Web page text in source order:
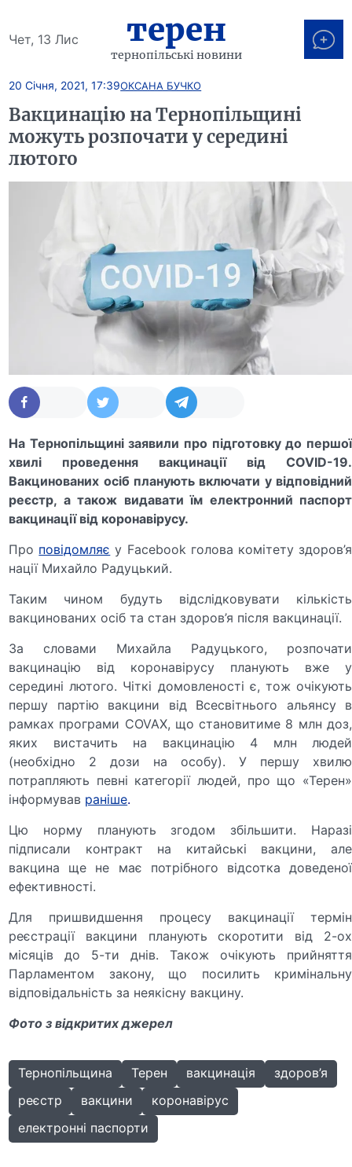
Чет, 13 Лис терен
тернопільські новини
20 Січня, 2021, 17:39ОКСАНА БУЧКО
Вакцинацію на Тернопільщині
можуть розпочати у середині
лютого
На Тернопільщині заявили про підготовку до першої
хвилі проведення вакцинації від COVID-19.
Вакцинованих осіб планують включати у відповідний
реєстр, а також видавати їм електронний паспорт
вакцинації від коронавірусу.
Про повідомляє у Facebook голова комітету здоров’я
нації Михайло Радуцький.
Таким чином будуть відслідковувати кількість
вакцинованих осіб та стан здоров’я після вакцинації.
За словами Михайла Радуцького, розпочати
вакцинацію від коронавірусу планують вже у
середині лютого. Чіткі домовленості є, тож очікують
першу партію вакцини від Всесвітнього альянсу в
рамках програми COVAX, що становитиме 8 млн доз,
яких вистачить на вакцинацію 4 млн людей
(необхідно 2 дози на особу). У першу хвилю
потрапляють певні категорії людей, про що «Терен»
інформував раніше.
Цю норму планують згодом збільшити. Наразі
підписали контракт на китайські вакцини, але
вакцина ще не має потрібного відсотка доведеної
ефективності.
Для пришвидшення процесу вакцинації термін
реєстрації вакцини планують скоротити від 2-ох
місяців до 5-ти днів. Також очікують прийняття
Парламентом закону, що посилить кримінальну
відповідальність за неякісну вакцину.
Фото з відкритих джерел
Тернопільщина Терен вакцинація
здоров’я
реєстр
вакцини
коронавірус
електронні паспорти